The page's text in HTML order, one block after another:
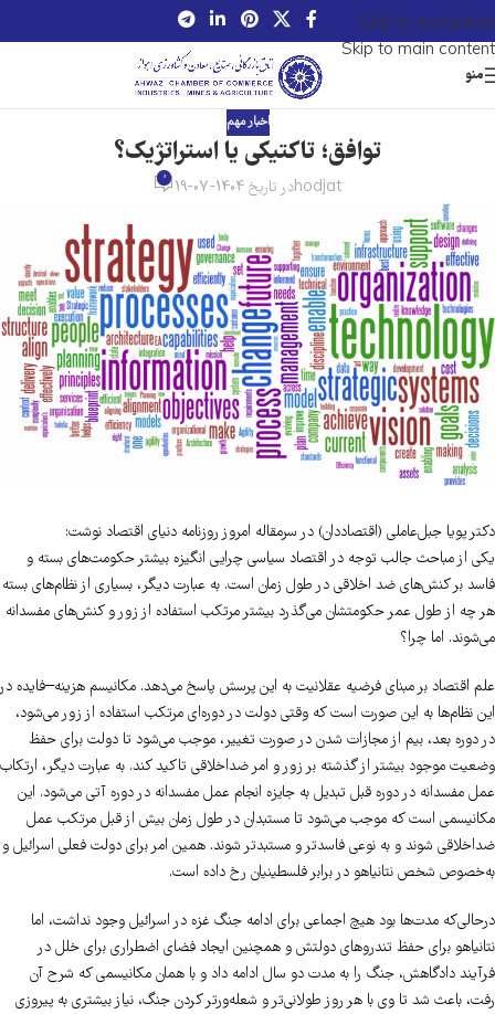
Skip to navigation
Skip to main content
منو
اخبار مهم
توافق؛ تاکتیکی یا استراتژیک؟
hodjatدر تاریخ 1404-07-19 0
دکتر پویا جبل‌عاملی (اقتصاددان) در سرمقاله امروز روزنامه دنیای اقتصاد نوشت:
یکی از مباحث جالب توجه در اقتصاد سیاسی چرایی انگیزه بیشتر حکومت‌های بسته و
فاسد بر کنش‌های ضد اخلاقی در طول زمان است. به عبارت دیگر، بسیاری از نظام‌های بسته
هر چه از طول عمر حکومتشان می‌گذرد بیشتر مرتکب استفاده از زور و کنش‌های مفسدانه
می‌شوند. اما چرا؟
علم اقتصاد بر مبنای فرضیه عقلانیت به این پرسش پاسخ می‌دهد. مکانیسم هزینه–فایده در
این نظام‌ها به این صورت است که وقتی دولت در دوره‌ای مرتکب استفاده از زور می‌شود،
در دوره بعد، بیم از مجازات شدن در صورت تغییر، موجب می‌شود تا دولت برای حفظ
وضعیت موجود بیشتر از گذشته بر زور و امر ضداخلاقی تاکید کند. به عبارت دیگر، ارتکاب
عمل مفسدانه در دوره قبل تبدیل به جایزه انجام عمل مفسدانه در دوره آتی می‌شود. این
مکانیسمی است که موجب می‌شود تا مستبدان در طول زمان بیش از قبل مرتکب عمل
ضداخلاقی شوند و به نوعی فاسدتر و مستبدتر شوند. همین امر برای دولت فعلی اسرائیل و
به‌خصوص شخص نتانیاهو در برابر فلسطینیان رخ داده است.
درحالی‌که مدت‌ها بود هیچ اجماعی برای ادامه جنگ غزه در اسرائیل وجود نداشت، اما
نتانیاهو برای حفظ تندروهای دولتش و همچنین ایجاد فضای اضطراری برای خلل در
فرآیند دادگاهش، جنگ را به مدت دو سال ادامه داد و با همان مکانیسمی که شرح آن
رفت، باعث شد تا وی با هر روز طولانی‌تر و شعله‌ورتر کردن جنگ، نیاز بیشتری به پیروزی